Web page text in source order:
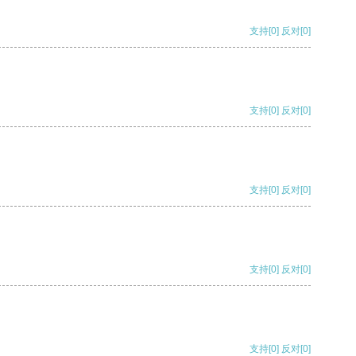
支持[0] 反对[0]
支持[0] 反对[0]
支持[0] 反对[0]
支持[0] 反对[0]
支持[0] 反对[0]